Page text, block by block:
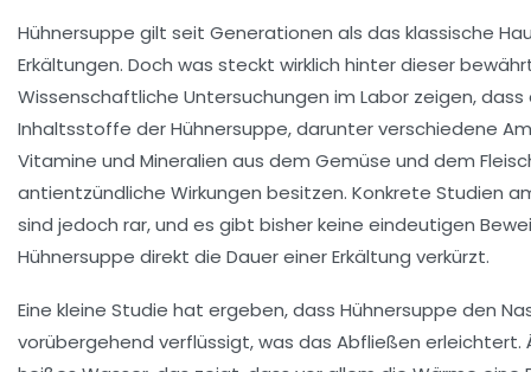
Hühnersuppe gilt seit Generationen als das klassische
Erkältungen. Doch was steckt wirklich hinter dieser
Wissenschaftliche Untersuchungen im Labor zeigen, dass
Inhaltsstoffe der Hühnersuppe, darunter verschiedene
Vitamine und Mineralien aus dem Gemüse und dem
antientzündliche Wirkungen besitzen. Konkrete Studien
sind jedoch rar, und es gibt bisher keine eindeutigen
Hühnersuppe direkt die Dauer einer Erkältung verkürzt.
Eine kleine Studie hat ergeben, dass Hühnersuppe den
vorübergehend verflüssigt, was das Abfließen erleichtert.